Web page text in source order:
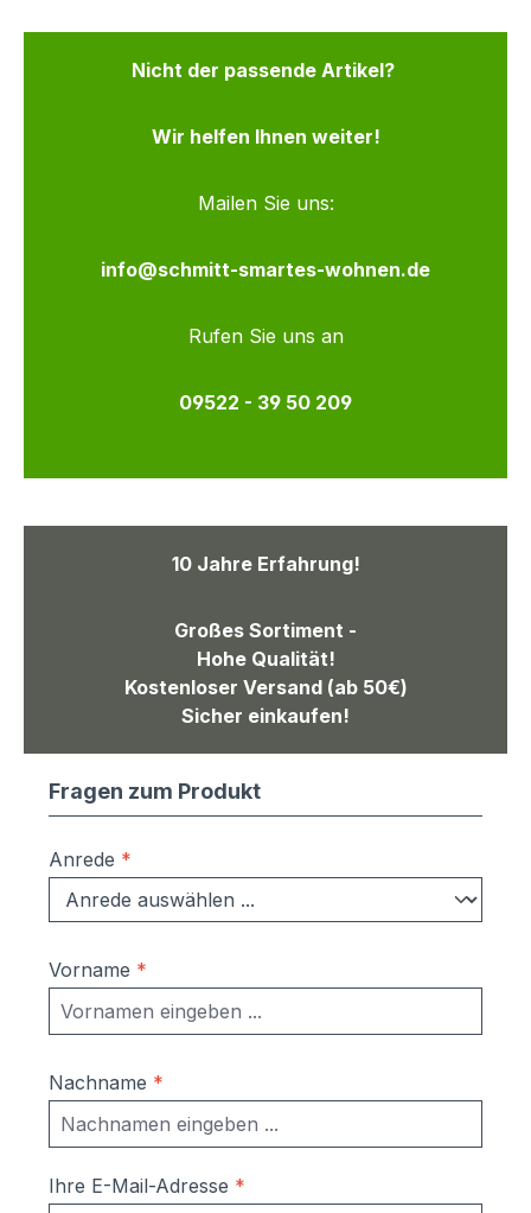
Nicht der passende Artikel?
Wir helfen Ihnen weiter!
Mailen Sie uns:
info@schmitt-smartes-wohnen.de
Rufen Sie uns an
09522 - 39 50 209
10 Jahre Erfahrung!
Großes Sortiment -
Hohe Qualität!
Kostenloser Versand (ab 50€)
Sicher einkaufen!
Fragen zum Produkt
Anrede *
Vorname *
Nachname *
Ihre E-Mail-Adresse *